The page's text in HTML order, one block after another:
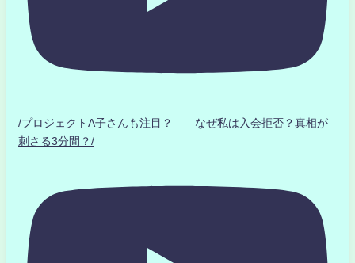
/プロジェクトA子さんも注目？ なぜ私は入会拒否？真相が
刺さる3分間？/